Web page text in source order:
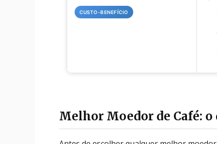
CUSTO-BENEFÍCIO
Melhor Moedor de Café: